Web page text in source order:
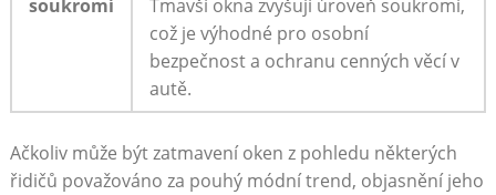
soukromí
Tmavší ⁤okna zvyšují úroveň⁣ soukromí,
což je výhodné ⁤pro ⁣osobní
bezpečnost a ⁢ochranu cenných věcí⁤ v
autě.
Ačkoliv‍ může být⁢ zatmavení oken⁢ z pohledu některých
řidičů ‍považováno‌ za pouhý módní trend, objasnění jeho